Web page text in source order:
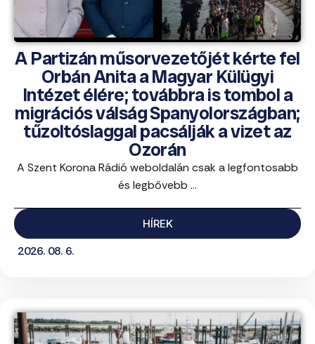
A Partizán műsorvezetőjét kérte fel
Orbán Anita a Magyar Külügyi
Intézet élére; továbbra is tombol a
migrációs válság Spanyolországban;
tűzoltóslaggal pacsálják a vizet az
Ozorán
A Szent Korona Rádió weboldalán csak a legfontosabb
és legbővebb ...
HÍREK
2026. 08. 6.